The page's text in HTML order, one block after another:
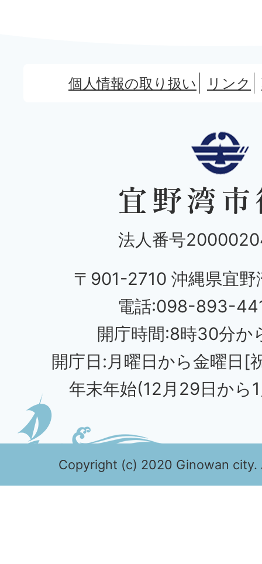
個人情報の取り扱い リンク
法人番号
〒901-2710 沖縄県宜野
電話:098-893-
開庁時間:8時30分か
開庁日:月曜日から金曜日[
年末年始(12月29日から
Copyright (c) 2020 Ginowan city.